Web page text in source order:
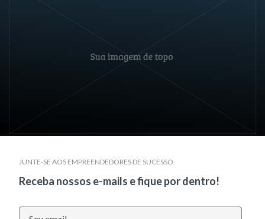
JUNTE-SE AOS EMPREENDEDORES DE SUCESSO.
Receba nossos e-mails e fique por dentro!